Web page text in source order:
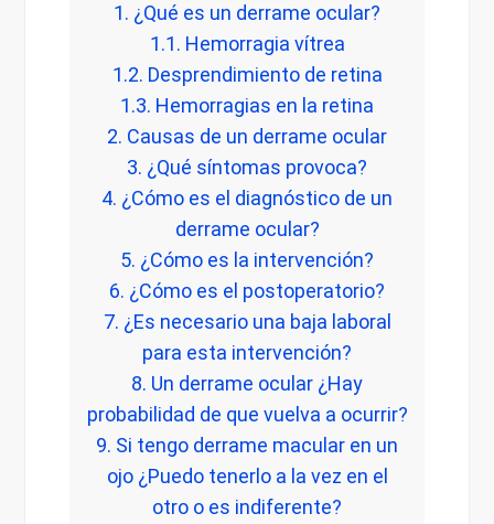
1. ¿Qué es un derrame ocular?
1.1. Hemorragia vítrea
1.2. Desprendimiento de retina
1.3. Hemorragias en la retina
2. Causas de un derrame ocular
3. ¿Qué síntomas provoca?
4. ¿Cómo es el diagnóstico de un
derrame ocular?
5. ¿Cómo es la intervención?
6. ¿Cómo es el postoperatorio?
7. ¿Es necesario una baja laboral
para esta intervención?
8. Un derrame ocular ¿Hay
probabilidad de que vuelva a ocurrir?
9. Si tengo derrame macular en un
ojo ¿Puedo tenerlo a la vez en el
otro o es indiferente?